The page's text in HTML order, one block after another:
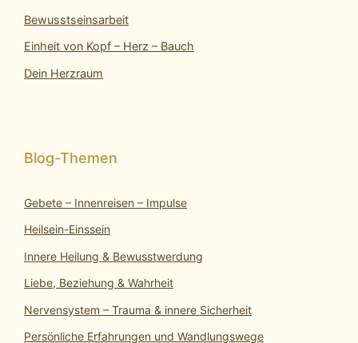
Bewusstseinsarbeit
Einheit von Kopf – Herz – Bauch
Dein Herzraum
Gebete – Innenreisen – Impulse
Heilsein-Einssein
Innere Heilung & Bewusstwerdung
Liebe, Beziehung & Wahrheit
Nervensystem – Trauma & innere Sicherheit
Persönliche Erfahrungen und Wandlungswege